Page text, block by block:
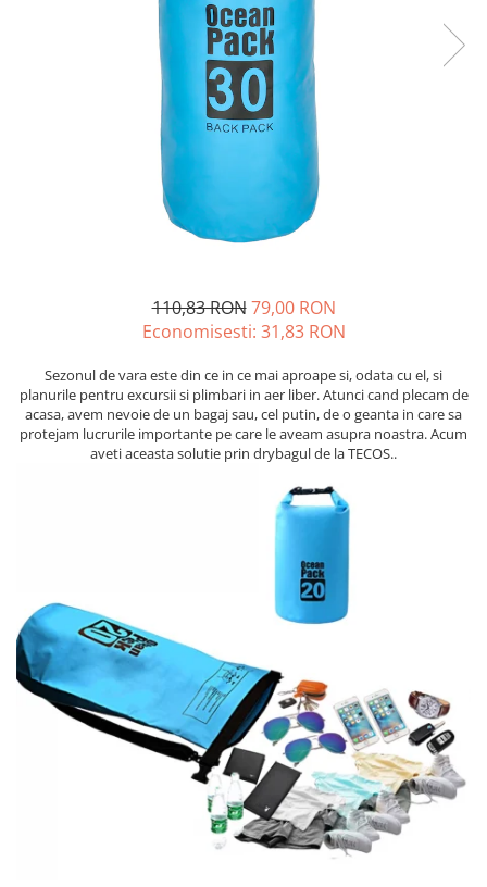
110,83 RON 79,00 RON
Economisesti: 31,83 RON
Sezonul de vara este din ce in ce mai aproape si, odata cu el, si
planurile pentru excursii si plimbari in aer liber. Atunci cand plecam de
acasa, avem nevoie de un bagaj sau, cel putin, de o geanta in care sa
protejam lucrurile importante pe care le aveam asupra noastra. Acum
aveti aceasta solutie prin drybagul de la TECOS..